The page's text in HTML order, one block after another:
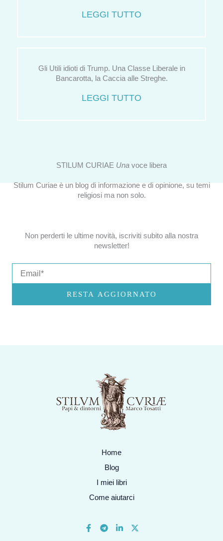
LEGGI TUTTO
Gli Utili idioti di Trump. Una Classe Liberale in
Bancarotta, la Caccia alle Streghe.
LEGGI TUTTO
STILUM CURIAE Una voce libera
Stilum Curiae è un blog di informazione e di opinione, su temi
religiosi ma non solo.
Non perderti le ultime novità, iscriviti subito alla nostra
newsletter!
RESTA AGGIORNATO
Home
Blog
I miei libri
Come aiutarci